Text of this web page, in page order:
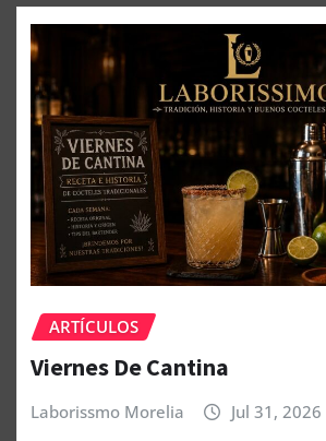
ARTÍCULOS
Viernes De Cantina
Laborissmo Morelia Jul 31, 2026